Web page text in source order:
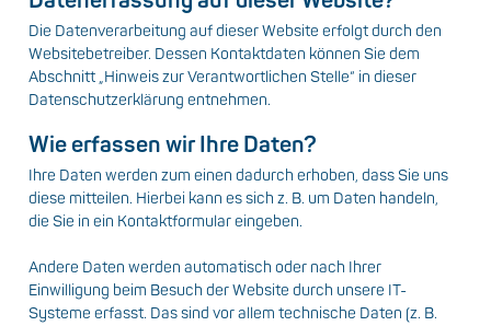
Die Datenverarbeitung auf dieser Website erfolgt durch den
Websitebetreiber. Dessen Kontaktdaten können Sie dem
Abschnitt „Hinweis zur Verantwortlichen Stelle“ in dieser
Datenschutzerklärung entnehmen.
Wie erfassen wir Ihre Daten?
Ihre Daten werden zum einen dadurch erhoben, dass Sie uns
diese mitteilen. Hierbei kann es sich z. B. um Daten handeln,
die Sie in ein Kontaktformular eingeben.
Andere Daten werden automatisch oder nach Ihrer
Einwilligung beim Besuch der Website durch unsere IT-
Systeme erfasst. Das sind vor allem technische Daten (z. B.